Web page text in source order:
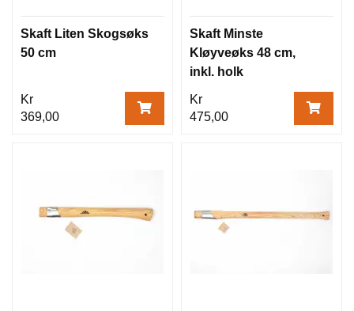
Skaft Liten Skogsøks
50 cm
Kr
369,00
Skaft Minste
Kløyveøks 48 cm,
inkl. holk
Kr
475,00